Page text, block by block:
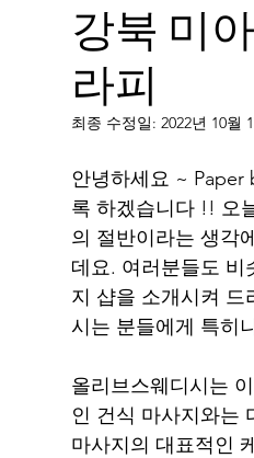
강북 미
라피
최종 수정일: 2022년 10월
안녕하세요 ~ Paper
록 하겠습니다 !! 오
의 절반이라는 생각
데요. 여러분들도
지 샵을 소개시켜
시는 분들에게 특히
올리브스웨디시는
인 건식 마사지와는
마사지의 대표적인